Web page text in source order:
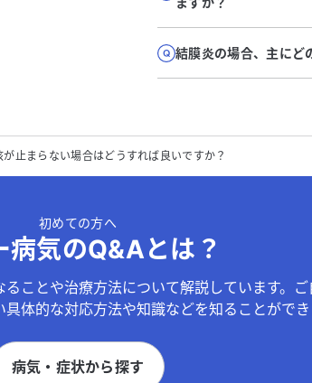
結膜炎の場合、主にど
が止まらない場合はどうすれば良いですか？
初めての方へ
病気のQ&Aとは？
ことや治療方法について解説しています。ご
体的な対応方法や知識などを知ることができ
病気・症状から探す